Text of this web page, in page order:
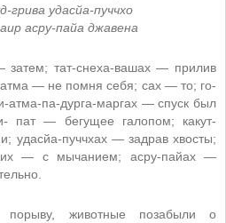
грива удасйа-пуччхо
асру-пайа джавена
тат-снеха-вашах — прилив
— не помня себя; сах — то; го-
атма-па-дурга-маргах — спуск был
пат — бегущее галопом; какут-
удасйа-пуччхах — задрав хвосты;
— с мычанием; асру-пайах —
порыву, животные позабыли о